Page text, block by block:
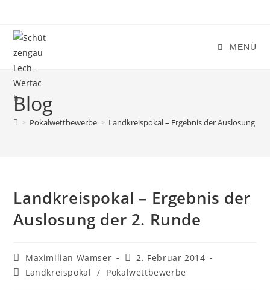
springen
MENÜ
Blog
> Pokalwettbewerbe > Landkreispokal – Ergebnis der Auslosung
Landkreispokal – Ergebnis der
Auslosung der 2. Runde
Beitrags-
Autor:
Maximilian Wamser
Beitrag
veröffentlicht:
2. Februar 2014
Beitrags-
Landkreispokal / Pokalwettbewerbe